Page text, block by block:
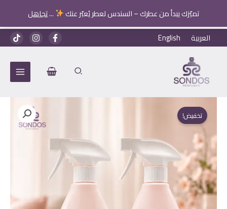
تميّزك يبدأ من عطرك – السندس لعطر يُعبّر عنك ...تجاهل
تخطي
إلى
العربية English
تخفيض!